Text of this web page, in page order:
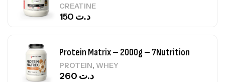
CREATINE
د.ت
Protein Matrix – 2000g – 7Nutrition
PROTEIN,WHEY
د.ت